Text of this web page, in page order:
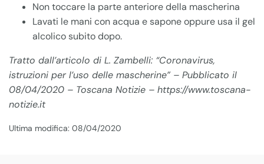
Non toccare la parte anteriore della mascherina
Lavati le mani con acqua e sapone oppure usa il gel
alcolico subito dopo.
Tratto dall’articolo di L. Zambelli: “Coronavirus,
istruzioni per l’uso delle mascherine” – Pubblicato il
08/04/2020 – Toscana Notizie – https://www.toscana-
notizie.it
Ultima modifica: 08/04/2020